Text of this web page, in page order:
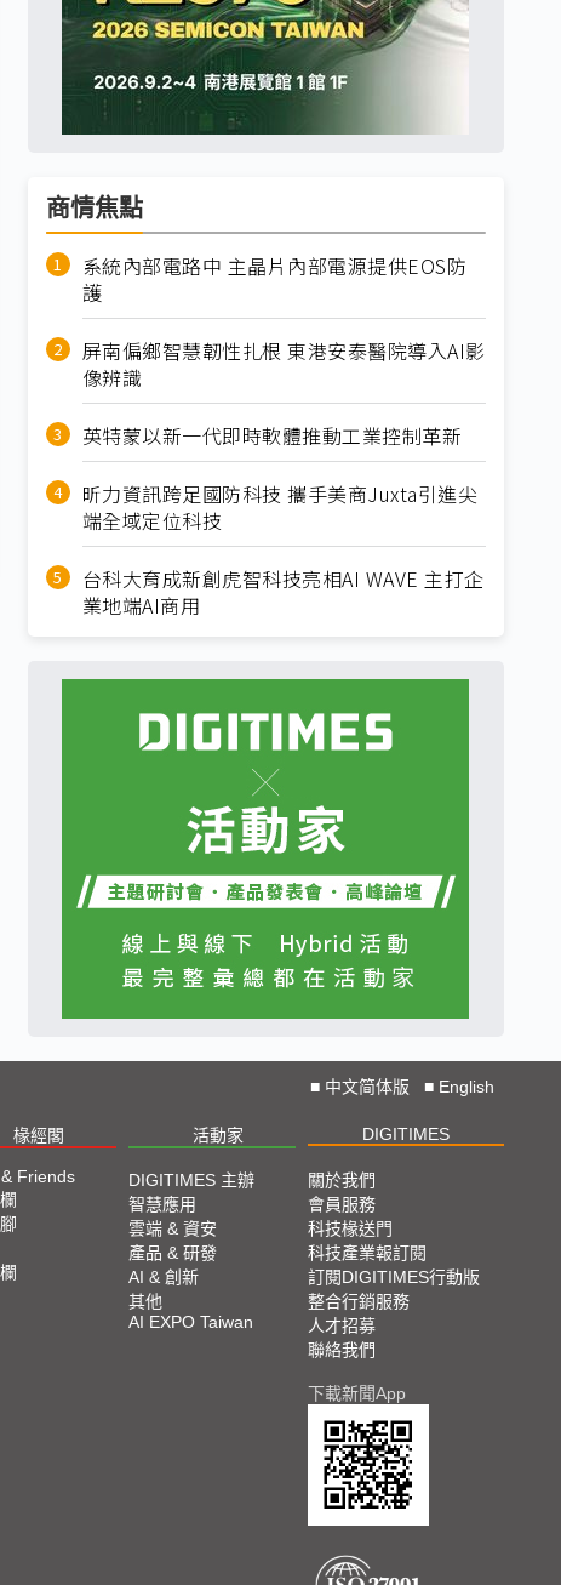
商情焦點
系統內部電路中 主晶片內部電源提供EOS防
護
屏南偏鄉智慧韌性扎根 東港安泰醫院導入AI影
像辨識
英特蒙以新一代即時軟體推動工業控制革新
昕力資訊跨足國防科技 攜手美商Juxta引進尖
端全域定位科技
台科大育成新創虎智科技亮相AI WAVE 主打企
業地端AI商用
■ 中文简体版 ■ English
椽經閣 活動家 DIGITIMES
Friends
DIGITIMES 主辦
智慧應用
雲端 & 資安
產品 & 研發
AI & 創新
其他
AI EXPO Taiwan
關於我們
會員服務
科技椽送門
科技產業報訂閱
訂閱DIGITIMES行動版
整合行銷服務
人才招募
聯絡我們
下載新聞App